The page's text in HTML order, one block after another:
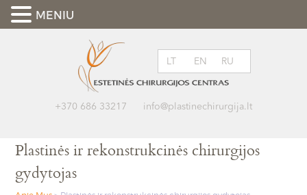
+370 686 33217 info@plastinechirurgija.lt
LT EN RU
Plastinės ir rekonstrukcinės chirurgijos
gydytojas
MENIU